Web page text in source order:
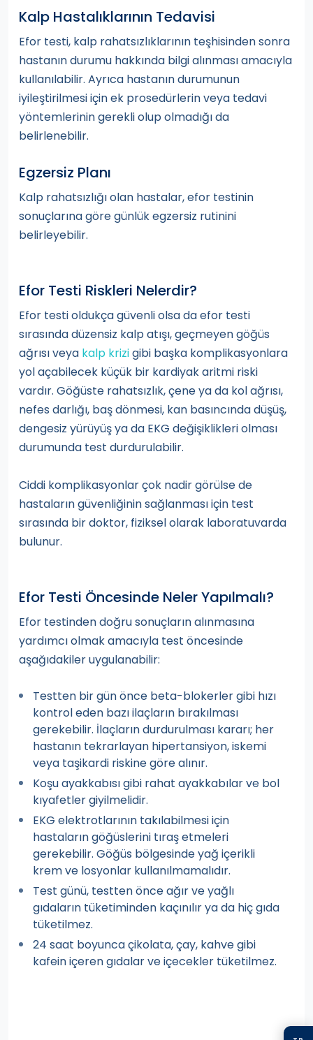
Kalp Hastalıklarının Tedavisi
Efor testi, kalp rahatsızlıklarının teşhisinden sonra
hastanın durumu hakkında bilgi alınması amacıyla
kullanılabilir. Ayrıca hastanın durumunun
iyileştirilmesi için ek prosedürlerin veya tedavi
yöntemlerinin gerekli olup olmadığı da
belirlenebilir.
Egzersiz Planı
Kalp rahatsızlığı olan hastalar, efor testinin
sonuçlarına göre günlük egzersiz rutinini
belirleyebilir.
Efor Testi Riskleri Nelerdir?
Efor testi oldukça güvenli olsa da efor testi
sırasında düzensiz kalp atışı, geçmeyen göğüs
ağrısı veya kalp krizigibi başka komplikasyonlara
yol açabilecek küçük bir kardiyak aritmi riski
vardır. Göğüste rahatsızlık, çene ya da kol ağrısı,
nefes darlığı, baş dönmesi, kan basıncında düşüş,
dengesiz yürüyüş ya da EKG değişiklikleri olması
durumunda test durdurulabilir.
Ciddi komplikasyonlar çok nadir görülse de
hastaların güvenliğinin sağlanması için test
sırasında bir doktor, fiziksel olarak laboratuvarda
bulunur.
Efor Testi Öncesinde Neler Yapılmalı?
Efor testinden doğru sonuçların alınmasına
yardımcı olmak amacıyla test öncesinde
aşağıdakiler uygulanabilir:
Testten bir gün önce beta-blokerler gibi hızı
kontrol eden bazı ilaçların bırakılması
gerekebilir. İlaçların durdurulması kararı; her
hastanın tekrarlayan hipertansiyon, iskemi
veya taşikardi riskine göre alınır.
Koşu ayakkabısı gibi rahat ayakkabılar ve bol
kıyafetler giyilmelidir.
EKG elektrotlarının takılabilmesi için
hastaların göğüslerini tıraş etmeleri
gerekebilir. Göğüs bölgesinde yağ içerikli
krem ve losyonlar kullanılmamalıdır.
Test günü, testten önce ağır ve yağlı
gıdaların tüketiminden kaçınılır ya da hiç gıda
tüketilmez.
24 saat boyunca çikolata, çay, kahve gibi
kafein içeren gıdalar ve içecekler tüketilmez.